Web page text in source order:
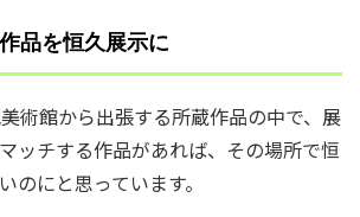
品を恒久展示に
術館から出張する所蔵作品の中で、展
ッチする作品があれば、その場所で恒
のにと思っています。